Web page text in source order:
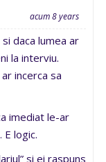
acum 8 years
daca lumea ar
la interviu.
incerca sa
imediat le-ar
logic.
si ei raspuns